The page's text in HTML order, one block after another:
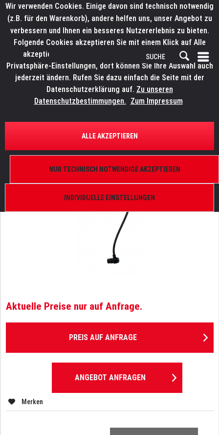
ÜBERSICHT SCHWANENHALSLEUCHTEN
LITTLITE LED XLR 3pol,18"/45cm
Aktuelle Preise nur auf Anfrage.
PREIS AUF ANFRAGE
ANGEBOT ANFRAGEN
Merken
Wir verwenden Cookies. Einige davon sind technisch notwendig
(z.B. für den Warenkorb), andere helfen uns, unser Angebot zu
verbessern und Ihnen ein besseres Nutzererlebnis zu bieten.
Folgende Cookies akzeptieren Sie mit einem Klick auf Alle
akzeptieren. Weitere Informationen finden Sie in den
Privatsphäre-Einstellungen, dort können Sie Ihre Auswahl auch
jederzeit ändern. Rufen Sie dazu einfach die Seite mit der
Datenschutzerklärung auf. Zu unseren
Datenschutzbestimmungen. Zum Impressum
INDIVIDUELLE EINSTELLUNGEN
NUR TECHNISCH NOTWENDIGE AKZEPTIEREN
ALLE AKZEPTIEREN